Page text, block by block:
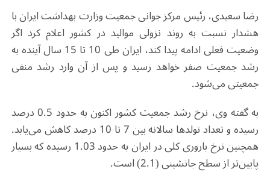
رضا سعیدی، رئیس مرکز جوانی جمعیت وزارت بهداشت ایران با
هشدار نسبت به روند نزولی موالید در کشور اعلام کرد اگر
وضعیت فعلی ادامه پیدا کند، ایران طی 10 تا 15 سال آینده به
رشد جمعیت صفر خواهد رسید و پس از آن وارد رشد منفی
جمعیتی می‌شود.
به گفته وی، نرخ رشد جمعیت کشور اکنون به حدود 0.5 درصد
رسیده و تعداد تولدها سالانه بین 7 تا 10 درصد کاهش می‌یابد.
همچنین نرخ باروری کلی در ایران به حدود 1.03 رسیده که بسیار
پایین‌تر از سطح جانشینی (2.1) است.